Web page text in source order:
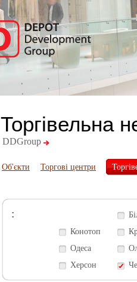
Торгівельна
DDGroup
Об'єкти Торгові центри
:
Конотоп
Одеса
Херсон